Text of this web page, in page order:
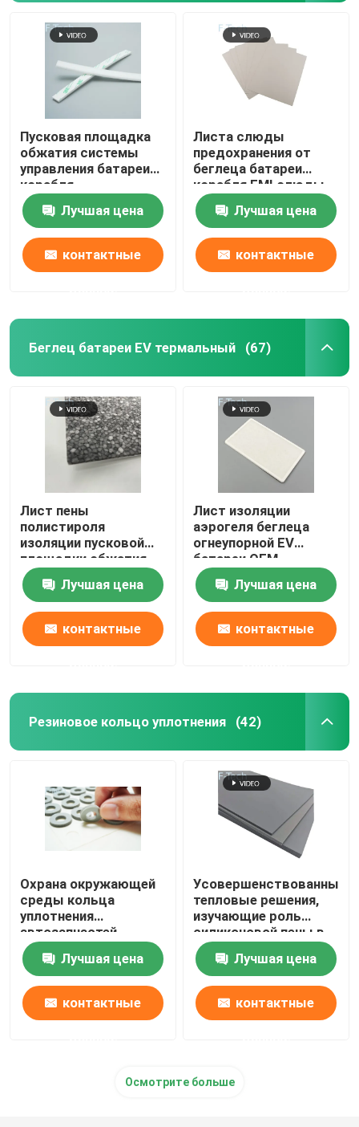
Пусковая площадка
обжатия системы
управления батареи
корабля
изготовления на
заказ термальная
Лучшая цена
контактные
Листа слюды
предохранения от
беглеца батареи
корабля EMI слюды
изоляции
термального
твердого обматывая
Лучшая цена
контактные
Беглец батареи EV термальный (67)
Лист пены
полистироля
изоляции пусковой
площадки обжатия
беглеца батареи EV
термальныйЛучшая цена
контактные
Лист изоляции
аэрогеля беглеца
огнеупорной EV
батареи OEM
термальный
Лучшая цена
контактные
Резиновое кольцо уплотнения (42)
Охрана окружающей
среды кольца
уплотнения
автозапчастей
Retardancy пламени
плоская резиновая
Лучшая цена
контактные
Усовершенствованные
тепловые решения,
изучающие роль
силиконовой пены в
системах
аккумуляторов
электромобилей
Лучшая цена
контактные
Осмотрите больше